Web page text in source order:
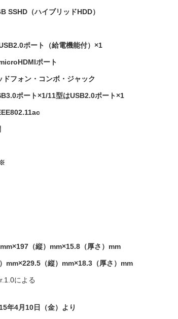
SSHD（ハイブリッドHDD）
ポート（給電機能付）×1
ポート
ドフォン・コンボ・ジャック
ポート×1/11型はUSB2.0ポート×1
（縦）mm×15.8（厚さ）mm
mm×229.5（縦）mm×18.3（厚さ）mm
による
年4月10日（金）より